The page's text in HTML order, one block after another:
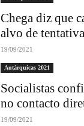
Chega diz que
alvo de
19/09/2021
Autárquicas 2021
Socialistas
no contacto
19/09/2021